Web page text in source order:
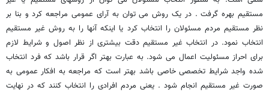
مستقیم بهره گرفت . در یک روش می توان به آرای عمومی مراجعه کرد و بنا بر
نظر مستقیم مردم مسئولان را انتخاب کرد یا اینکه آنها را به روش غیر مستقیم
انتخاب نمود. در انتخاب غیر مستقیم دقت بیشتری از نظر اصول و شرایط لازم
برای احراز مسئولیت اعمال می شود. به عبارت بهتر اگر قرار باشد که فرد انتخاب
شده واجد شرایط تخصصی خاصی باشد بهتر است که مراجعه به افکار عمومی به
صورت غیر مستقیم انجام شود . یعنی مردم افرادی را انتخاب کنند که در نهایت